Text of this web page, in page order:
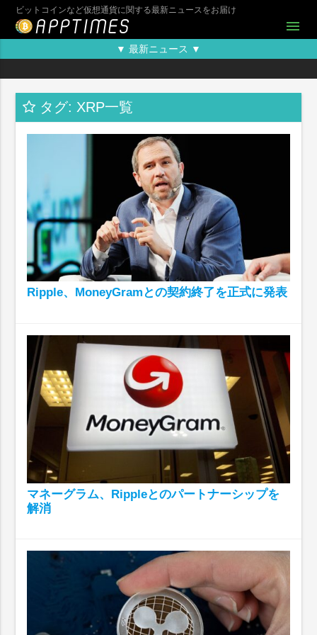
ビットコインなど仮想通貨に関する最新ニュースをお届け
menu
▼ 最新ニュース ▼
タグ: XRP一覧
Ripple、MoneyGramとの契約終了を正式に発表
マネーグラム、Rippleとのパートナーシップを
解消